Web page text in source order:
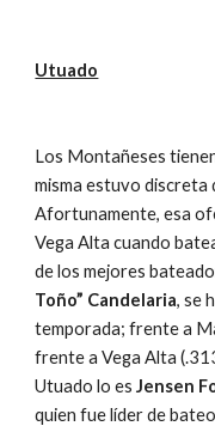
Utuado
Los Montañeses
misma estuvo discreta
Afortunamente, esa
Vega Alta cuando
de los mejores
Toño” Candelaria, se
temporada; frente a
frente a Vega Alta
Utuado lo es Jensen
quien fue líder de